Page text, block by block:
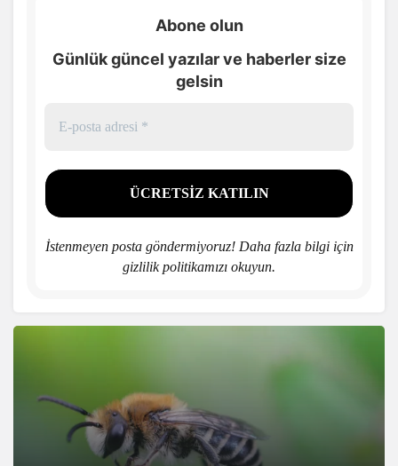
Abone olun
Günlük güncel yazılar ve haberler size
gelsin
İstenmeyen posta göndermiyoruz! Daha fazla bilgi için
gizlilik politikamızı okuyun.